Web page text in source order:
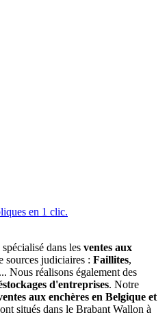
dans les ventes aux
sources judiciaires : Faillites,
Nous réalisons également des
d'entreprises. Notre
aux enchères en Belgique et
situés dans le Brabant Wallon à